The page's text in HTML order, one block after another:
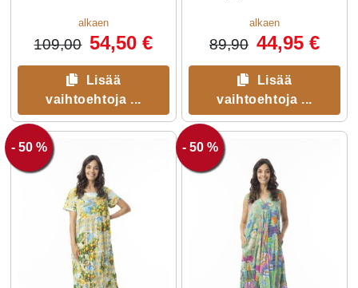
alkaen
109,00 54,50 €
Lisää
vaihtoehtoja ...
alkaen
89,90 44,95 €
Lisää
vaihtoehtoja ...
- 50 % - 50 %